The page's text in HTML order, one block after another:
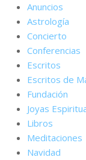
Anuncios
Astrología
Concierto
Conferencias
Escritos
Escritos de
Fundación
Joyas
Libros
Meditaciones
Navidad